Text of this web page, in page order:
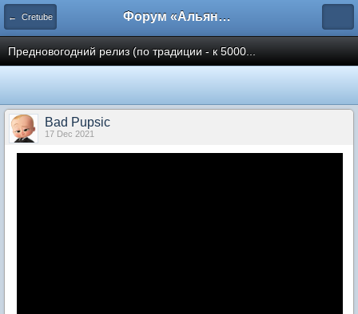
← Cretube Форум «Альянса вольных переводчиков»
Предновогодний релиз (по традиции - к 5000...
Bad Pupsic
17 Dec 2021